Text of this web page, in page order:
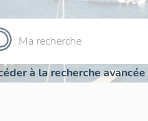
à la recherche avancée